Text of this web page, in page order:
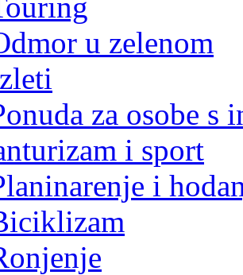
u zelenom
za osobe s
i sport
i